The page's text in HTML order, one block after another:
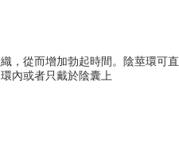
，從而增加勃起時間。陰莖環可
內或者只戴於陰囊上